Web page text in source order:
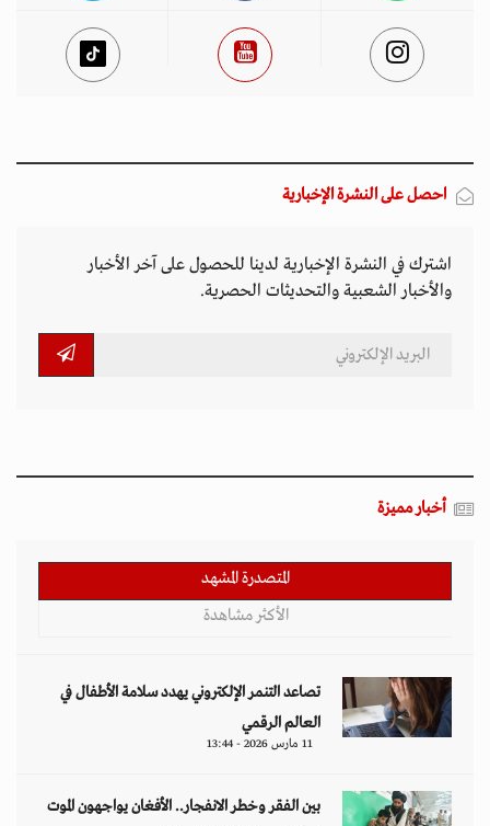
احصل على النشرة الإخبارية
اشترك في النشرة الإخبارية لدينا للحصول على آخر الأخبار
والأخبار الشعبية والتحديثات الحصرية.
أخبار مميزة
المتصدرة المشهد
الأكثر مشاهدة
تصاعد التنمر الإلكتروني يهدد سلامة الأطفال في
العالم الرقمي
11 مارس 2026 - 13:44
بين الفقر وخطر الانفجار.. الأفغان يواجهون الموت